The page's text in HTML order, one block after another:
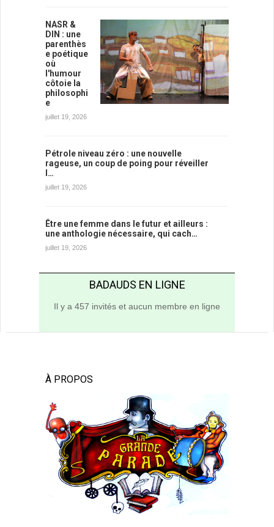
NASR &
DIN : une
parenthès
e poétique
où
l'humour
côtoie la
philosophi
e
juillet 19, 2026
Pétrole niveau zéro : une nouvelle
rageuse, un coup de poing pour réveiller
l…
juillet 19, 2026
Être une femme dans le futur et ailleurs :
une anthologie nécessaire, qui cach…
juillet 19, 2026
BADAUDS EN LIGNE
Il y a 457 invités et aucun membre en ligne
À PROPOS